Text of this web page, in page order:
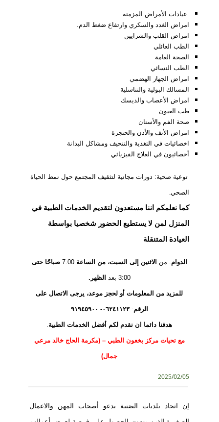
عيادات الأمراض المزمنة
امراض الغدد والسكري وارتفاع ضغط الدم.
امراض القلب والشرايين
الطب العائلي
الصحة العامة
الطب النسائي
امراض الجهاز الهضمي
المسالك البولية والتناسلية
امراض الأعصاب والديسك
طب العيون
صحة الفم والأسنان
امراض الأنف والأذن والحنجرة
اخصائيات في التغذية والتنحيف ومشاكل البدانة
أخصائيون في العلاج الفيزيائي
توعية صحية: دورات مجانية لتثقيف المجتمع حول نمط الحياة
الصحي.
كما نعلمكم اننا مستعدون لتقديم الخدمات الطبية في
المنزل لمن لا يستطيع الحضور شخصيا بواسطة
العيادة المتنقلة
الدوام: منالاثنين إلى السبت، من الساعة7:00 صباحًا حتى
3:00 بعد الظهر.
للمزيد من المعلومات أو لحجز موعد، يرجى الاتصال على
الرقم:٠٦٢٤١١٢٣- ٩١٩٤٥٩٠٠
هدفنا دائما ان نقدم لكم أفضل الخدمات الطبية.
تحيات مركز بخعون الطبي – (مكرمة الحاج خالد مرعي
جمال)
2025/02/05
إن اتحاد بلديات الضنية يدعو أصحاب المهن والاعمال